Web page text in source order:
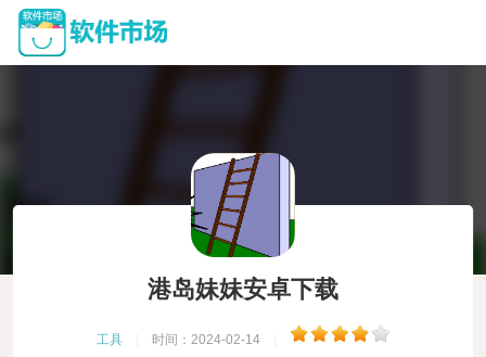
港岛妹妹安卓下载
工具 时间：2024-02-14